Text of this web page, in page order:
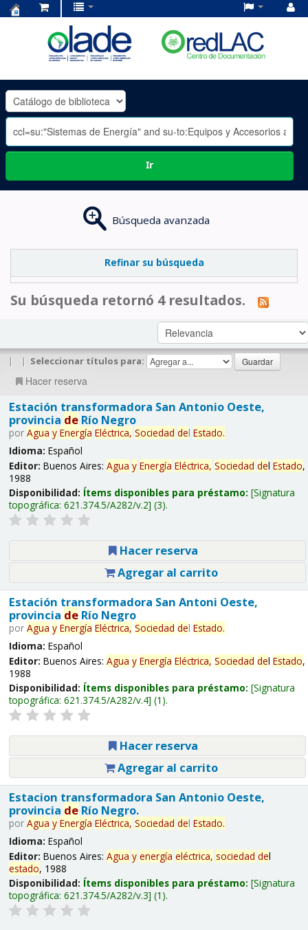
OLADE
-
Ir
Búsqueda avanzada
Refinar su búsqueda
Su búsqueda retornó 4 resultados.
| | Seleccionar títulos para:
Hacer reserva
Estación transformadora San Antonio Oeste,
provincia deRío Negro
por Agua y Energía Eléctrica, Sociedad del Estado.
Idioma: Español
Editor: Buenos Aires: Agua y Energía Eléctrica, Sociedad del Estado,
1988
Disponibilidad: Ítems disponibles para préstamo: Signatura
topográfica: 621.374.5/A282/v.2 (3).
Hacer reserva
Agregar al carrito
Estación transformadora San Antoni Oeste,
provincia deRío Negro
por Agua y Energía Eléctrica, Sociedad del Estado.
Idioma: Español
Editor: Buenos Aires: Agua y Energía Eléctrica, Sociedad del Estado,
1988
Disponibilidad: Ítems disponibles para préstamo: Signatura
topográfica: 621.374.5/A282/v.4 (1).
Hacer reserva
Agregar al carrito
Estacion transformadora San Antonio Oeste,
provincia deRío Negro.
por Agua y Energía Eléctrica, Sociedad del Estado.
Idioma: Español
Editor: Buenos Aires: Agua y energía eléctrica, sociedad del
estado, 1988
Disponibilidad: Ítems disponibles para préstamo: Signatura
topográfica: 621.374.5/A282/v.3 (1).